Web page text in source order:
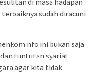
sudah diracuni
ini bukan saja
tuntutan syariat
agar kita tidak